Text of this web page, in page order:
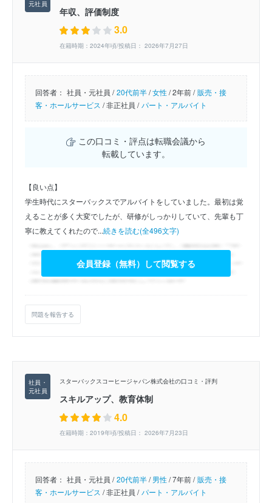
年収、評価制度
3.0
在籍時期：2024年頃/投稿日： 2026年7月27日
回答者： 社員・元社員 / 20代前半/女性/2年前 / 販売・接
客・ホールサービス /非正社員 / パート・アルバイト
この口コミ・評点は転職会議から
転載しています。
【良い点】
学生時代にスターバックスでアルバイトをしていました。最初は覚
えることが多く大変でしたが、研修がしっかりしていて、先輩も丁
寧に教えてくれたので...続きを読む(全496文字)
会員登録（無料）して閲覧する
問題を報告する
スターバックスコーヒージャパン株式会社の口コミ・評判
スキルアップ、教育体制
4.0
在籍時期：2019年頃/投稿日： 2026年7月23日
回答者： 社員・元社員 / 20代前半/男性/7年前 / 販売・接
客・ホールサービス /非正社員 / パート・アルバイト